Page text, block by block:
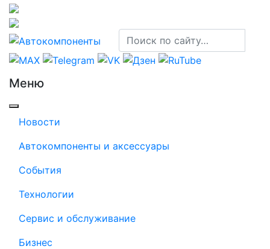
Меню
Новости
Автокомпоненты и аксессуары
События
Технологии
Сервис и обслуживание
Бизнес